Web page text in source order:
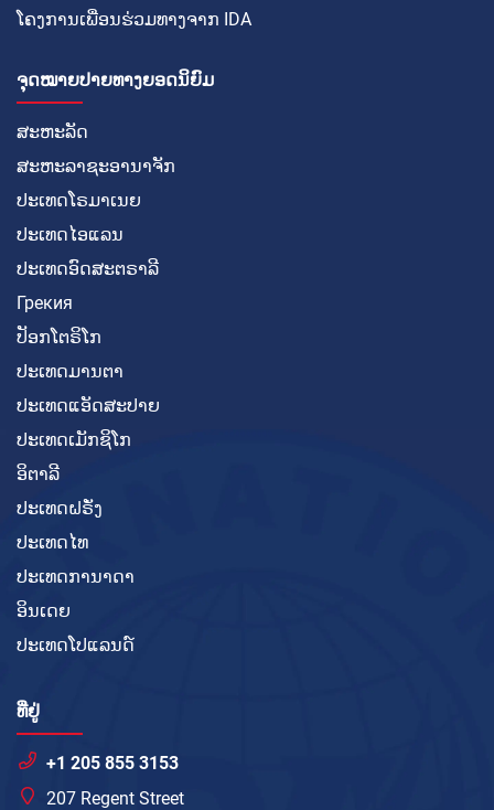
ໂຄງການເພື່ອນຮ່ວມທາງຈາກ IDA
ຈຸດໝາຍປາຍທາງຍອດນິຍົມ
ສະຫະລັດ
ສະຫະລາຊະອານາຈັກ
ປະເທດໂຣມາເນຍ
ປະເທດໄອແລນ
ປະເທດອົດສະຕຣາລີ
Грекия
ປັອກໂຕຣິໂກ
ປະເທດມານຕາ
ປະເທດແອັດສະປາຍ
ປະເທດເມັກຊິໂກ
ອິຕາລີ
ປະເທດຝຣັ່ງ
ປະເທດໄທ
ປະເທດການາດາ
ອິນເດຍ
ປະເທດໂປແລນດ໌
ທີ່ຢູ່
+1 205 855 3153
207 Regent Street